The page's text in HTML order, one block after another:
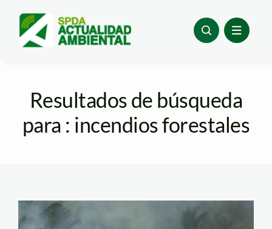
content
Resultados de búsqueda
para : incendios forestales